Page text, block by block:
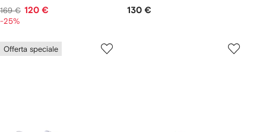
169 € 120 €
-25%
130 €
Offerta speciale